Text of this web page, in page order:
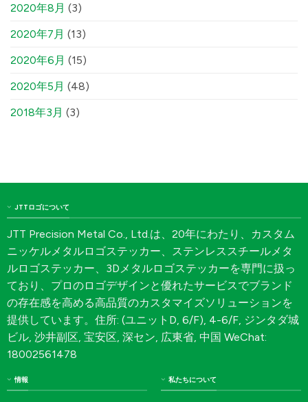
2020年8月 (3)
2020年7月 (13)
2020年6月 (15)
2020年5月 (48)
2018年3月 (3)
JTTロゴについて
JTT Precision Metal Co., Ltd.は、20年にわたり、カスタム
ニッケルメタルロゴステッカー、ステンレススチールメタ
ルロゴステッカー、3Dメタルロゴステッカーを専門に扱っ
ており、プロのロゴデザインと優れたサービスでブランド
の存在感を高める高品質のカスタマイズソリューションを
提供しています。住所: (ユニットD, 6/F), 4-6/F, ジンタダ城
ビル, 沙井副区, 宝安区, 深セン, 広東省, 中国 WeChat:
18002561478
情報 私たちについて